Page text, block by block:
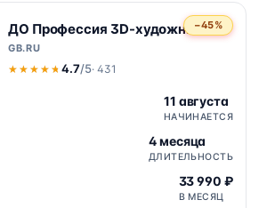
−45%
ДО Профессия 3D-художник
GB.RU
★★★★★
★★★★★ 4.7/5· 431
11 августа
НАЧИНАЕТСЯ
4 месяца
ДЛИТЕЛЬНОСТЬ
33 990 ₽
В МЕСЯЦ